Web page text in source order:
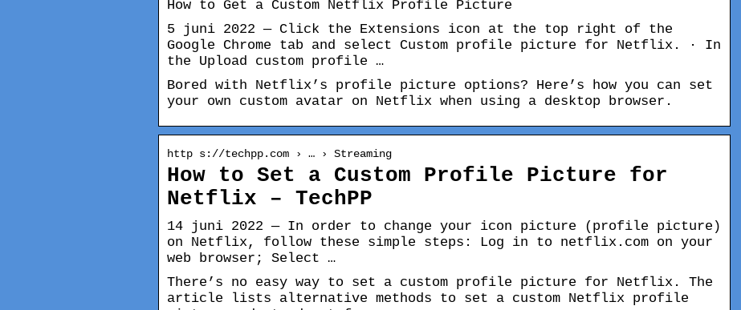
How to Get a Custom Netflix Profile Picture
5 juni 2022 — Click the Extensions icon at the top right of the
Google Chrome tab and select Custom profile picture for Netflix. · In
the Upload custom profile …
Bored with Netflix’s profile picture options? Here’s how you can set
your own custom avatar on Netflix when using a desktop browser.
http s://techpp.com › … › Streaming
How to Set a Custom Profile Picture for
Netflix – TechPP
14 juni 2022 — In order to change your icon picture (profile picture)
on Netflix, follow these simple steps: Log in to netflix.com on your
web browser; Select …
There’s no easy way to set a custom profile picture for Netflix. The
article lists alternative methods to set a custom Netflix profile